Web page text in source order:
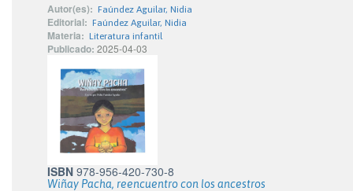
Autor(es): Faúndez Aguilar, Nidia
Editorial: Faúndez Aguilar, Nidia
Materia: Literatura infantil
Publicado: 2025-04-03
ISBN 978-956-420-730-8
Wiñay Pacha, reencuentro con los ancestros